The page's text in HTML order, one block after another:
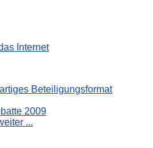
Internet
Beteiligungsformat
2009
...